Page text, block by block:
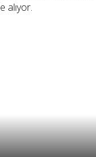
alıyor.